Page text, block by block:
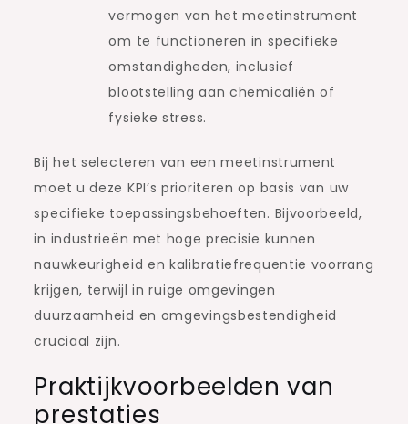
vermogen van het meetinstrument
om te functioneren in specifieke
omstandigheden, inclusief
blootstelling aan chemicaliën of
fysieke stress.
Bij het selecteren van een meetinstrument
moet u deze KPI’s prioriteren op basis van uw
specifieke toepassingsbehoeften. Bijvoorbeeld,
in industrieën met hoge precisie kunnen
nauwkeurigheid en kalibratiefrequentie voorrang
krijgen, terwijl in ruige omgevingen
duurzaamheid en omgevingsbestendigheid
cruciaal zijn.
Praktijkvoorbeelden van
prestaties